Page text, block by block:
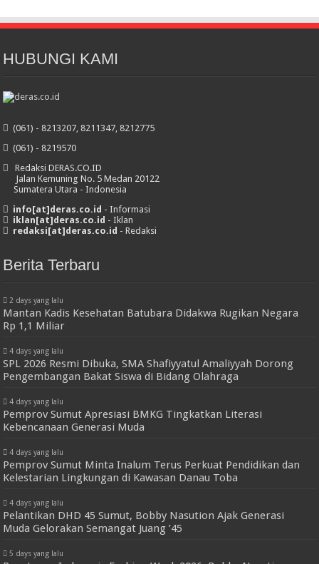
HUBUNGI KAMI
(061) - 8213207, 8211347, 8212775
(061) - 8219570
Redaksi DERAS.CO.ID
Jalan Kemuning No. 5 Medan 20122
Sumatera Utara - Indonesia
info[at]deras.co.id - Informasi
iklan[at]deras.co.id - Iklan
redaksi[at]deras.co.id - Redaksi
Berita Terbaru
2 days yang lalu
Mantan Kadis Kesehatan Batubara Didakwa Rugikan Negara
Rp 1,1 Miliar
4 days yang lalu
SPL 2026 Resmi Dibuka, SMA Shafiyyatul Amaliyyah Dorong
Pengembangan Bakat Siswa di Bidang Olahraga
4 days yang lalu
Pemprov Sumut Apresiasi BMKG Tingkatkan Literasi
Kebencanaan Generasi Muda
4 days yang lalu
Pemprov Sumut Minta Inalum Terus Perkuat Pendidikan dan
Kelestarian Lingkungan di Kawasan Danau Toba
4 days yang lalu
Pelantikan DHD 45 Sumut, Bobby Nasution Ajak Generasi
Muda Gelorakan Semangat Juang ’45
5 days yang lalu